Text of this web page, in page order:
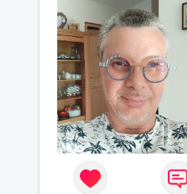
yeux mais peut se
des sentiments plus
« Le temps fera son œuvre
disait Arthur Schopenhauer,
philosophe allemand que
J’aime discuter sans pour
être trop locace. Je suis
de qualités avec très peu
défauts. Je suis altruiste,
bienveillant, empathique,
attentionné, honnête,
respectueux, doux de
et compréhensif : je laisse